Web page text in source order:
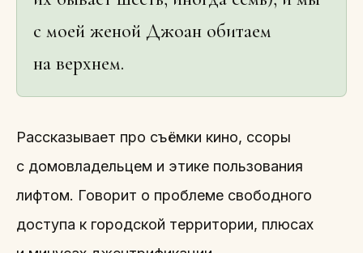
с моей женой Джоан обитаем
на верхнем.
Рассказывает про съёмки кино, ссоры
с домовладельцем и этике пользования
лифтом. Говорит о проблеме свободного
доступа к городской территории, плюсах